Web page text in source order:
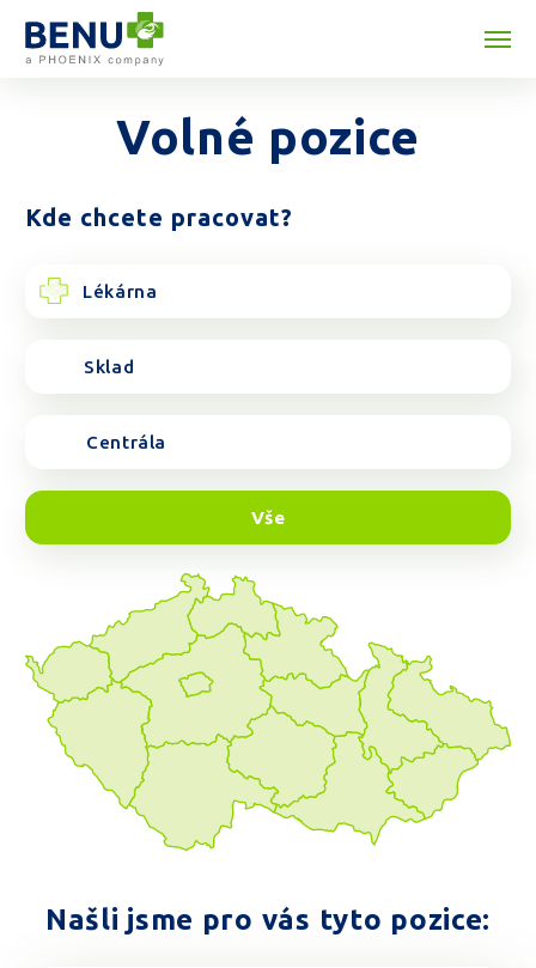
Volné pozice
Kde chcete pracovat?
Lékárna
Sklad
Centrála
Vše
Našli jsme pro vás tyto pozice: